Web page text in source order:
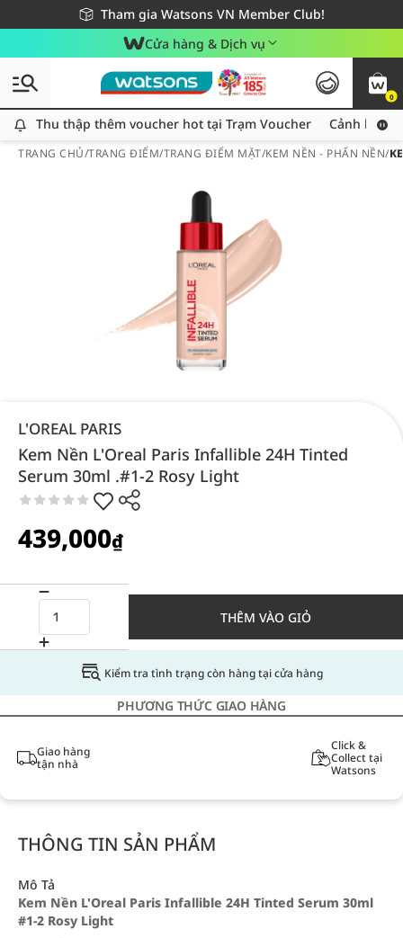
Tham gia Watsons VN Member Club!
Miễn phí giao hàng cho đơn hàng từ 249,000Đ
Giao hàng nhanh 24h - Áp dụng khu vực TP. Hồ Chí Minh
Cửa hàng & Dịch vụ
0
Thu thập thêm voucher hot tại Trạm Voucher
Thu thập thêm voucher hot tại Trạm Voucher Cảnh báo
TRANG CHỦ/TRANG ĐIỂM/TRANG ĐIỂM MẶT/KEM NỀN - PHẤN NỀN/
L'OREAL PARIS
Kem Nền L'Oreal Paris Infallible 24H Tinted
Serum 30ml .#1-2 Rosy Light
439,000₫
THÊM VÀO GIỎ
Kiểm tra tình trạng còn hàng tại cửa hàng
PHƯƠNG THỨC GIAO HÀNG
Giao hàng
tận nhà
Click &
Collect tại
Watsons
THÔNG TIN SẢN PHẨM
Mô Tả
Kem Nền L'Oreal Paris Infallible 24H Tinted Serum 30ml
#1-2 Rosy Light